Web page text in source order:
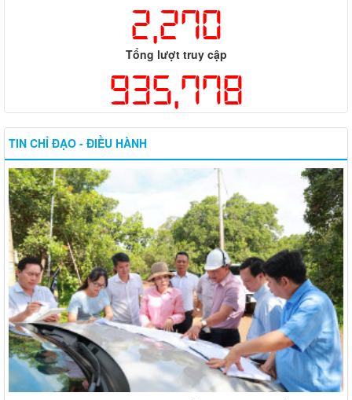
2,270
Tổng lượt truy cập
935,778
TIN CHỈ ĐẠO - ĐIỀU HÀNH